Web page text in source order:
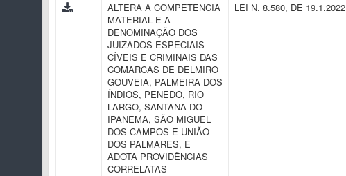
ALTERA A COMPETÊNCIA
MATERIAL E A
DENOMINAÇÃO DOS
JUIZADOS ESPECIAIS
CÍVEIS E CRIMINAIS DAS
COMARCAS DE DELMIRO
GOUVEIA, PALMEIRA DOS
ÍNDIOS, PENEDO, RIO
LARGO, SANTANA DO
IPANEMA, SÃO MIGUEL
DOS CAMPOS E UNIÃO
DOS PALMARES, E
ADOTA PROVIDÊNCIAS
CORRELATAS
LEI N. 8.580, DE 19.1.2022